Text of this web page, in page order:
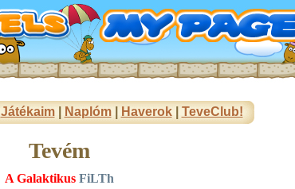
Játékaim| Naplóm| Haverok| TeveClub!
Tevém
A Galaktikus FiLTh